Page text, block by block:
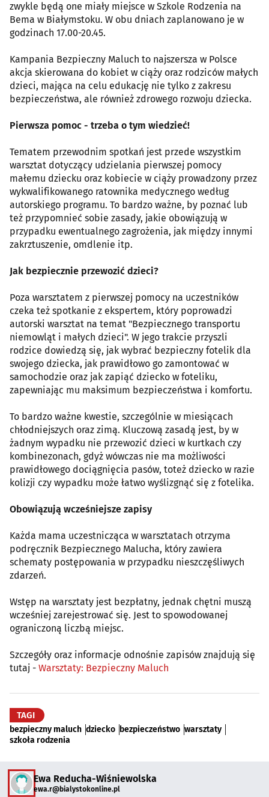
zwykle będą one miały miejsce w Szkole Rodzenia na
Bema w Białymstoku. W obu dniach zaplanowano je w
godzinach 17.00-20.45.
Kampania Bezpieczny Maluch to najszersza w Polsce
akcja skierowana do kobiet w ciąży oraz rodziców małych
dzieci, mająca na celu edukację nie tylko z zakresu
bezpieczeństwa, ale również zdrowego rozwoju dziecka.
Pierwsza pomoc - trzeba o tym wiedzieć!
Tematem przewodnim spotkań jest przede wszystkim
warsztat dotyczący udzielania pierwszej pomocy
małemu dziecku oraz kobiecie w ciąży prowadzony przez
wykwalifikowanego ratownika medycznego według
autorskiego programu. To bardzo ważne, by poznać lub
też przypomnieć sobie zasady, jakie obowiązują w
przypadku ewentualnego zagrożenia, jak między innymi
zakrztuszenie, omdlenie itp.
Jak bezpiecznie przewozić dzieci?
Poza warsztatem z pierwszej pomocy na uczestników
czeka też spotkanie z ekspertem, który poprowadzi
autorski warsztat na temat "Bezpiecznego transportu
niemowląt i małych dzieci". W jego trakcie przyszli
rodzice dowiedzą się, jak wybrać bezpieczny fotelik dla
swojego dziecka, jak prawidłowo go zamontować w
samochodzie oraz jak zapiąć dziecko w foteliku,
zapewniając mu maksimum bezpieczeństwa i komfortu.
To bardzo ważne kwestie, szczególnie w miesiącach
chłodniejszych oraz zimą. Kluczową zasadą jest, by w
żadnym wypadku nie przewozić dzieci w kurtkach czy
kombinezonach, gdyż wówczas nie ma możliwości
prawidłowego dociągnięcia pasów, toteż dziecko w razie
kolizji czy wypadku może łatwo wyślizgnąć się z fotelika.
Obowiązują wcześniejsze zapisy
Każda mama uczestnicząca w warsztatach otrzyma
podręcznik Bezpiecznego Malucha, który zawiera
schematy postępowania w przypadku nieszczęśliwych
zdarzeń.
Wstęp na warsztaty jest bezpłatny, jednak chętni muszą
wcześniej zarejestrować się. Jest to spowodowanej
ograniczoną liczbą miejsc.
Szczegóły oraz informacje odnośnie zapisów znajdują się
tutaj - Warsztaty: Bezpieczny Maluch
TAGI
bezpieczny maluch dziecko bezpieczeństwo warsztaty
szkoła rodzenia
Ewa Reducha-Wiśniewolska
ewa.r@bialystokonline.pl